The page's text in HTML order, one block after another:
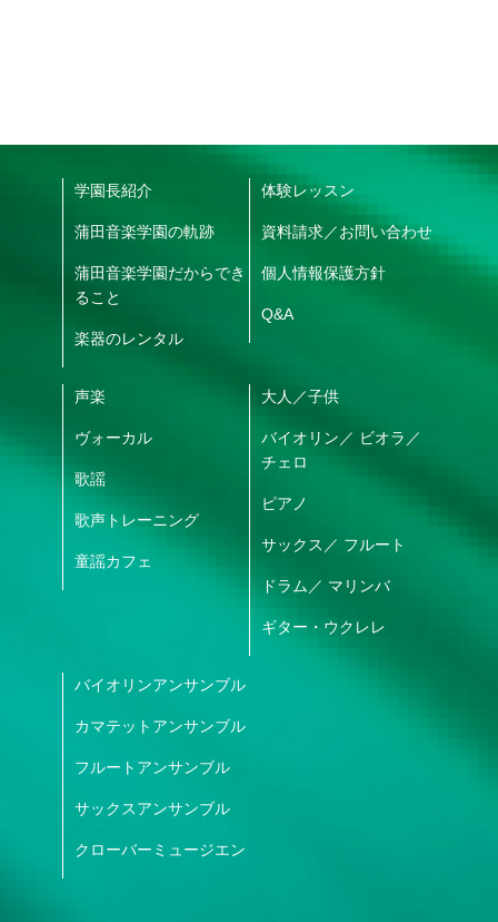
学園長紹介
蒲田音楽学園の軌跡
蒲田音楽学園だからでき
ること
楽器のレンタル
体験レッスン
資料請求／お問い合わせ
個人情報保護方針
Q&A
大人 ／子供
バイオリン ／ ビオラ ／
チェロ
ピアノ
サックス ／ フルート
ドラム ／ マリンバ
ギター・ウクレレ
声楽
ヴォーカル
歌謡
歌声トレーニング
童謡カフェ
バイオリンアンサンブル
カマテットアンサンブル
フルートアンサンブル
サックスアンサンブル
クローバーミュージエン